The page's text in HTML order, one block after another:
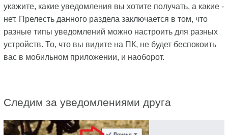
укажите, какие уведомления вы хотите получать, а какие -
нет. Прелесть данного раздела заключается в том, что
разные типы уведомлений можно настроить для разных
устройств. То, что вы видите на ПК, не будет беспокоить
вас в мобильном приложении, и наоборот.
Следим за уведомлениями друга